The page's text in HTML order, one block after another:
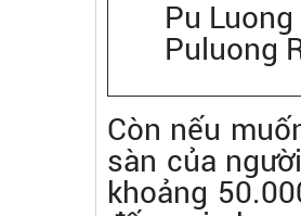
Pu
Puluong
Còn nếu
sàn của
khoảng